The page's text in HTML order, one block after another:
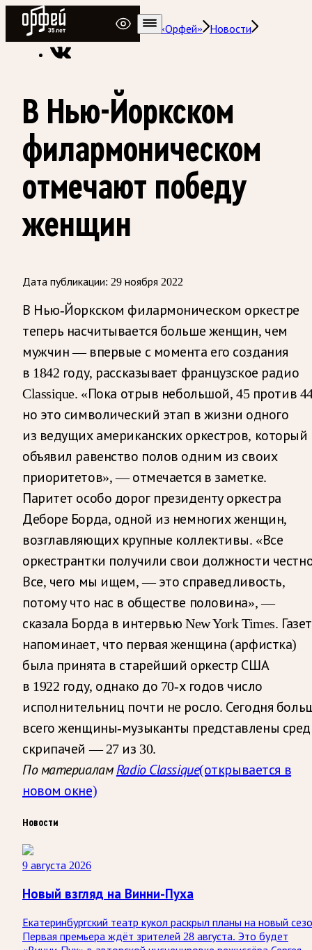
Радио Орфей
Радио классической музыки «Орфей»
Новости
В Нью-Йоркском
филармоническом
отмечают победу
женщин
Дата публикации: 29 ноября 2022
В Нью-Йоркском филармоническом оркестре
теперь насчитывается больше женщин, чем
мужчин — впервые с момента его создания
в 1842 году, рассказывает французское радио
Classique. «Пока отрыв небольшой, 45 против
но это символический этап в жизни одного
из ведущих американских оркестров, который
объявил равенство полов одним из своих
приоритетов», — отмечается в заметке.
Паритет особо дорог президенту оркестра
Деборе Борда, одной из немногих женщин,
возглавляющих крупные коллективы. «Все
оркестрантки получили свои должности
Все, чего мы ищем, — это справедливость,
потому что нас в обществе половина», —
сказала Борда в интервью New York Times.
напоминает, что первая женщина (арфистка)
была принята в старейший оркестр США
в 1922 году, однако до 70-х годов число
исполнительниц почти не росло. Сегодня
всего женщины-музыканты представлены
скрипачей — 27 из 30.
По материаламRadio Classique(открывается в
новом окне)
Новости
9 августа 2026
Новый взгляд на Винни-Пуха
Екатеринбургский театр кукол раскрыл планы на новый
Первая премьера ждёт зрителей 28 августа. Это будет